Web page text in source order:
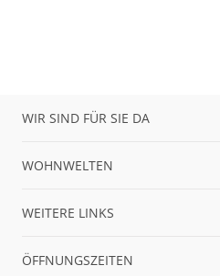
WIR SIND FÜR SIE DA
WOHNWELTEN
WEITERE LINKS
ÖFFNUNGSZEITEN